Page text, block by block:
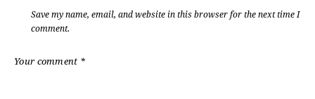
Save my name, email, and website in this browser for the next time I
comment.